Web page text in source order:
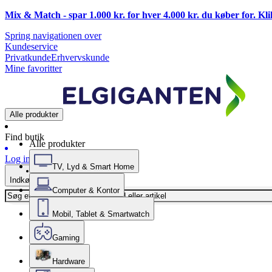
Mix & Match - spar 1.000 kr. for hver 4.000 kr. du køber for.
Spring navigationen over
Kundeservice
PrivatkundeErhvervskunde
Mine favoritter
Alle produkter
Find butik
Log ind
Indkøbskurv
Alle produkter
TV, Lyd & Smart Home
Computer & Kontor
Mobil, Tablet & Smartwatch
Gaming
Hardware